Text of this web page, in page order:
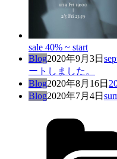
sale 40% ~ start
Blog2020年9月3日
ートしました。
Blog2020年8月16日
Blog2020年7月4日